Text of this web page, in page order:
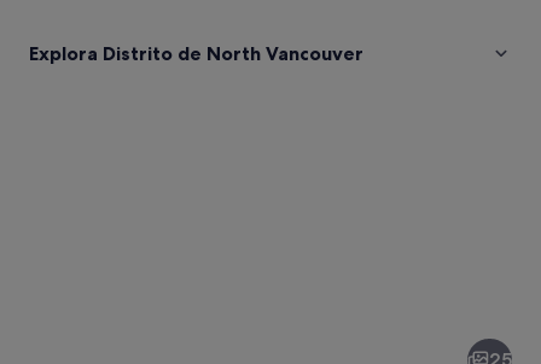
Explora Distrito de North Vancouver
25